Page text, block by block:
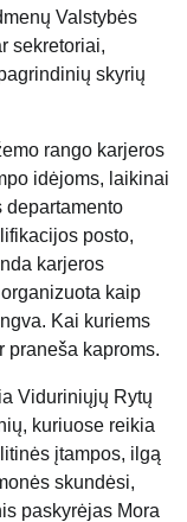
Valstybės
sekretoriai,
skyrių
rango karjeros
idėjoms, laikinai
departamento
posto,
karjeros
kaip
Kai kuriems
praneša kaproms.
Viduriniųjų Rytų
kuriuose reikia
įtampos, ilgą
skundėsi,
paskyrėjas Mora